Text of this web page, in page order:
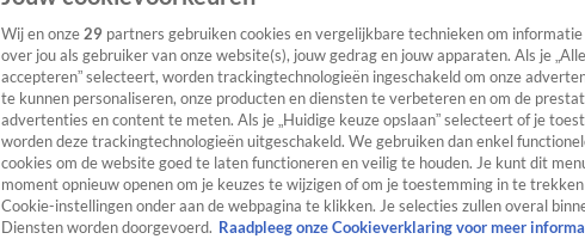
Wij en onze 29 partners gebruiken cookies en vergelijkbare technieken om
over jou als gebruiker van onze website(s), jouw gedrag en jouw apparaten. Als je
accepteren” selecteert, worden trackingtechnologieën ingeschakeld om onze
te kunnen personaliseren, onze producten en diensten te verbeteren en om de
advertenties en content te meten. Als je „Huidige keuze opslaan” selecteert of je
worden deze trackingtechnologieën uitgeschakeld. We gebruiken dan enkel
cookies om de website goed te laten functioneren en veilig te houden. Je kunt dit
moment opnieuw openen om je keuzes te wijzigen of om je toestemming in te
Cookie-instellingen onder aan de webpagina te klikken. Je selecties zullen overal
Diensten worden doorgevoerd. Raadpleeg onze Cookieverklaring voor meer